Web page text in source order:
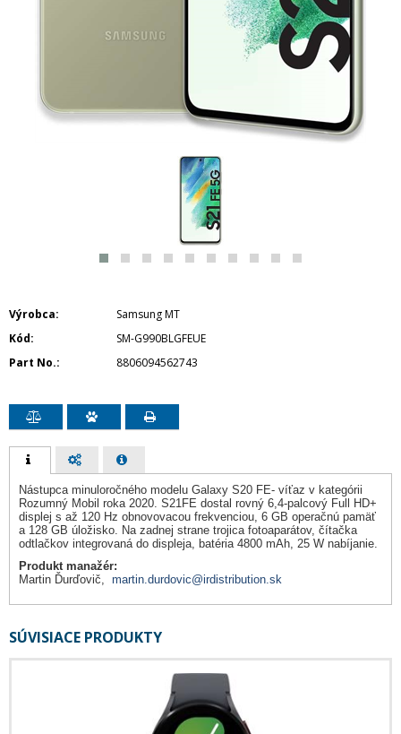
Výrobca
Samsung MT
Kód
SM-G990BLGFEUE
Part No.
8806094562743
Nástupca minuloročného modelu Galaxy S20 FE- víťaz v kategórii
Rozumný Mobil roka 2020. S21FE dostal rovný 6,4-palcový Full HD+
displej s až 120 Hz obnovovacou frekvenciou, 6 GB operačnú pamäť
a 128 GB úložisko. Na zadnej strane trojica fotoaparátov, čítačka
odtlačkov integrovaná do displeja, batéria 4800 mAh, 25 W nabíjanie.
Produkt manažér:
Martin Ďurďovič, martin.durdovic@irdistribution.sk
SÚVISIACE PRODUKTY